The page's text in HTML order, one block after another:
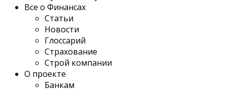
Все о Финансах
Статьи
Новости
Глоссарий
Страхование
Строй компании
О проекте
Банкам